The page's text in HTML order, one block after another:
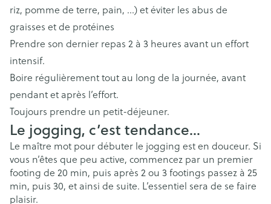
riz, pomme de terre, pain, …) et éviter les abus de
graisses et de protéines
Prendre son dernier repas 2 à 3 heures avant un effort
intensif.
Boire régulièrement tout au long de la journée, avant
pendant et après l’effort.
Toujours prendre un petit-déjeuner.
Le jogging, c’est tendance…
Le maître mot pour débuter le jogging est en douceur. Si
vous n’êtes que peu active, commencez par un premier
footing de 20 min, puis après 2 ou 3 footings passez à 25
min, puis 30, et ainsi de suite. L’essentiel sera de se faire
plaisir.